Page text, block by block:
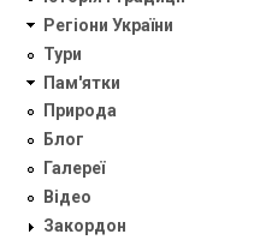
Регіони України
Тури
Пам'ятки
Природа
Блог
Галереї
Відео
Закордон